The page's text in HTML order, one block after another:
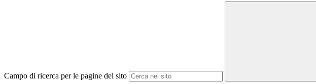
Campo di ricerca per le pagine del sito